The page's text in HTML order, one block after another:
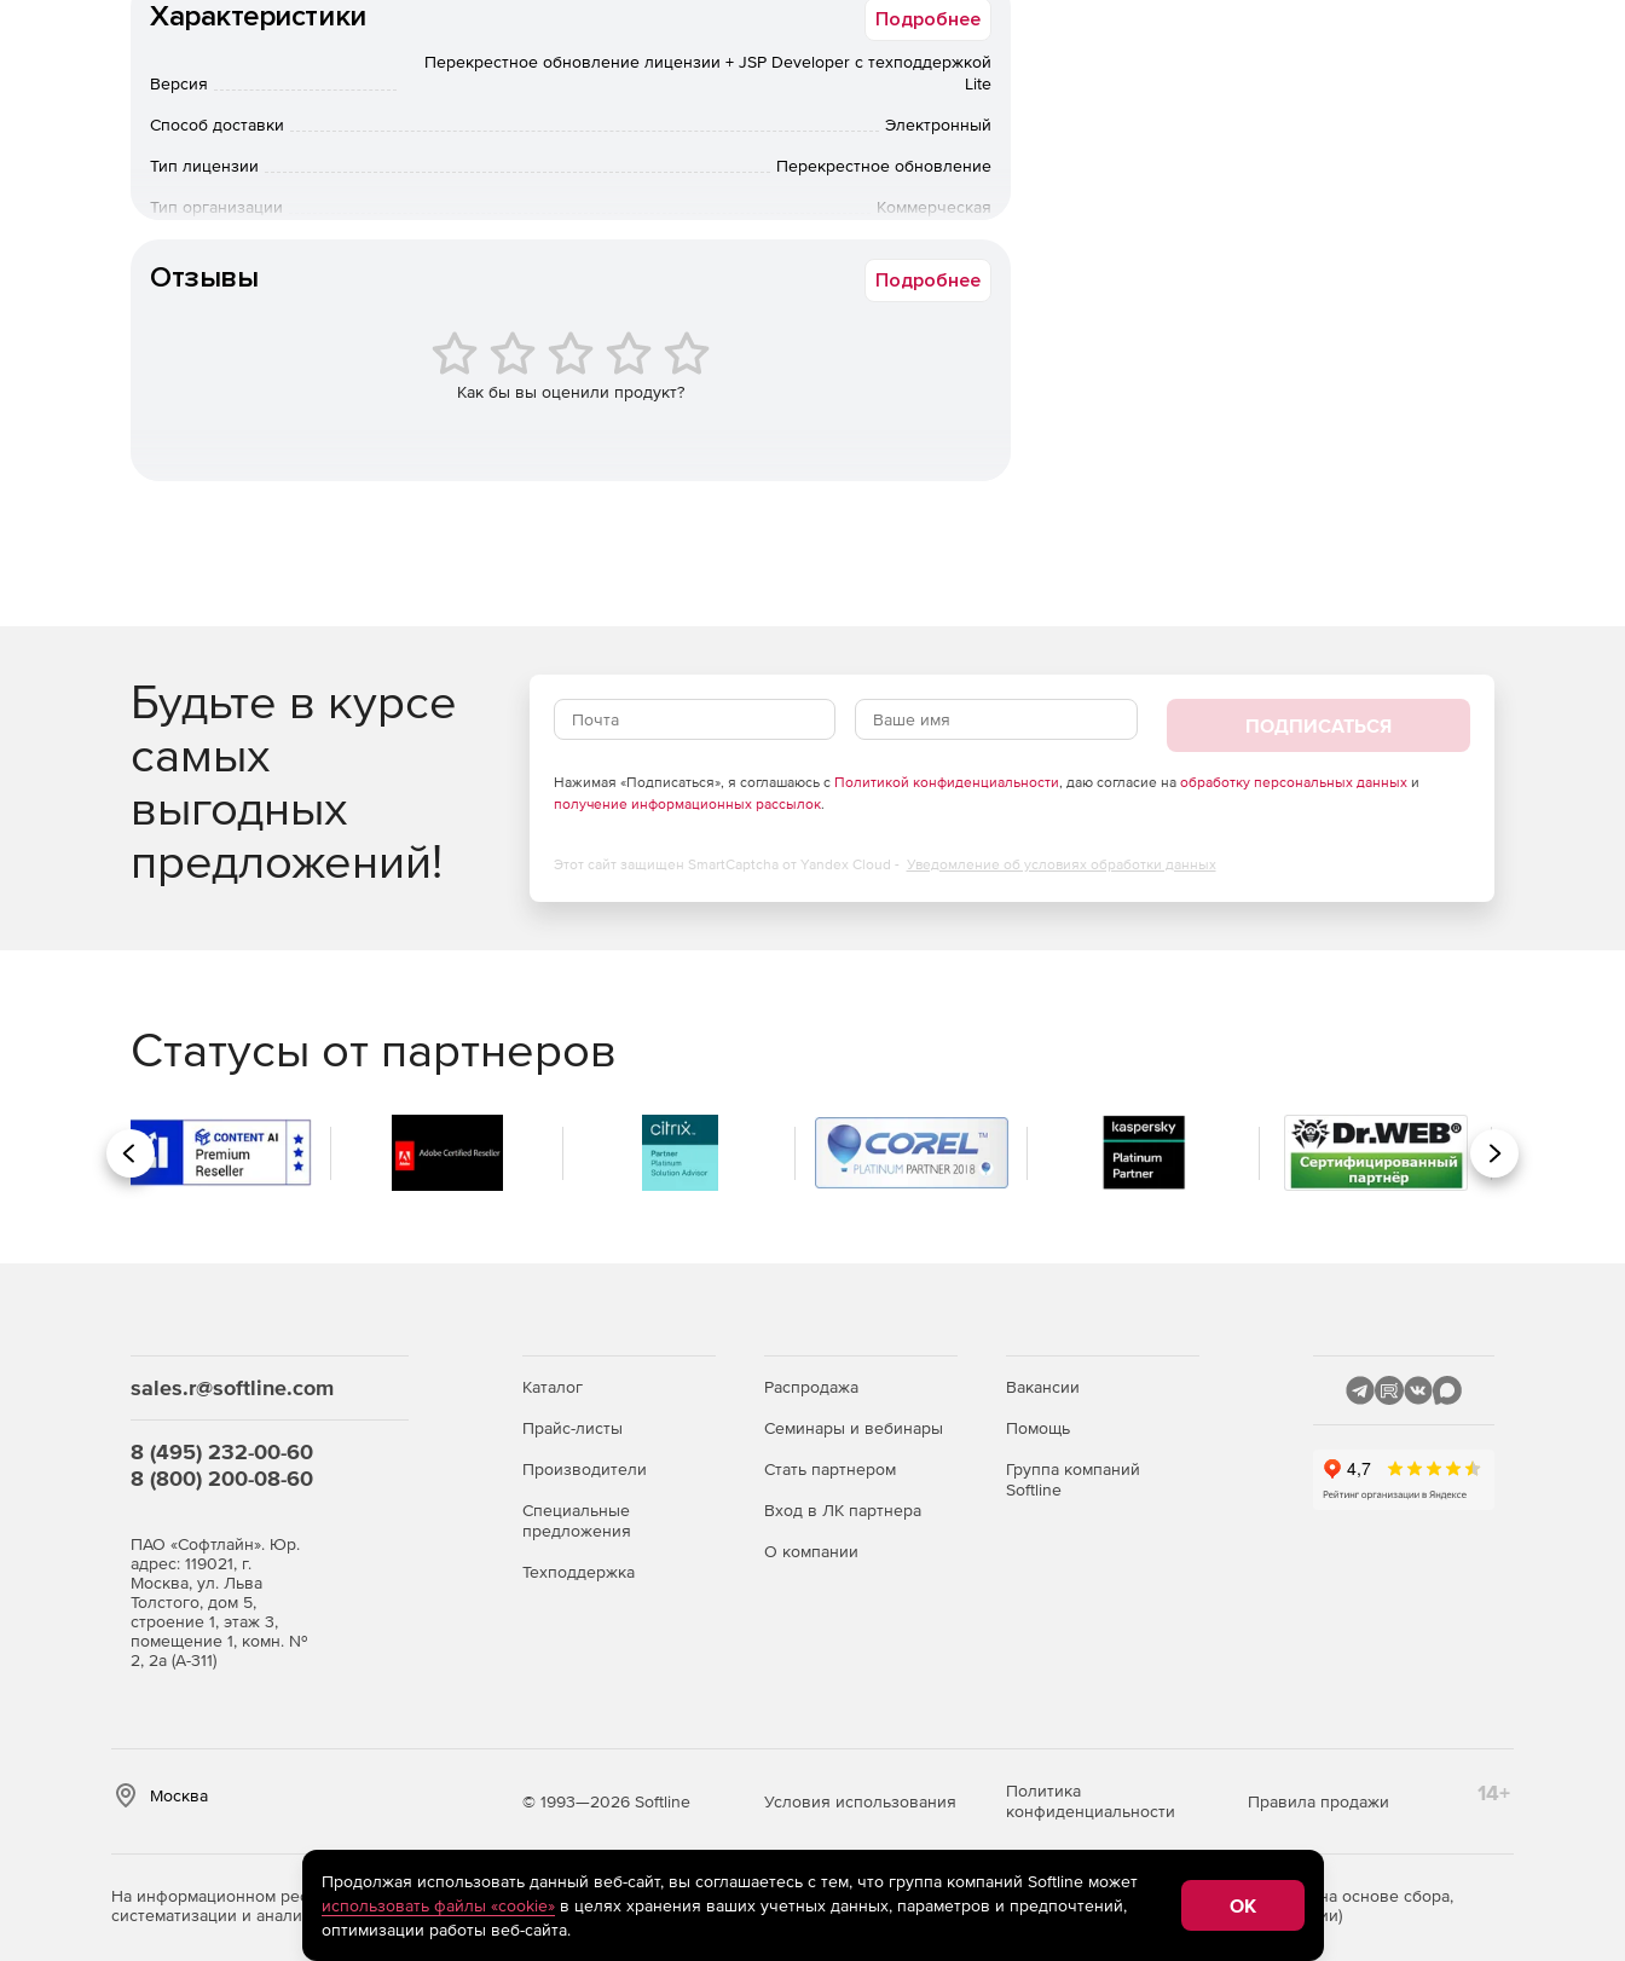
дизайна. Kendo UI позволяет экономить время, интегрируя компоненты для обработки всех ключевых
Предоставляет расширенные функции пользовательского интерфейса
таблицами, планировщиками и многим другим. Пользовательский интерфейс Kendo позволяет быстро и
компонентов. Настраиваемые темы позволяют без труда развернуть единообразный внешний вид
Поддерживает популярные фреймворки
Созданный с нуля для поддержки каждой платформы, Kendo UI предлагает лучшую производительность
пользовательского интерфейса при разработке с использованием популярных современных
технологий, включая jQuery, Angular, React и Vue. Kendo UI вписывается в среду, поэтому не нужно
Характеристики Подробнее
Версия
Перекрестное обновление лицензии + JSP Developer с техподдержкой
Lite
Способ доставки Электронный
Тип лицензии Перекрестное обновление
Тип организации Коммерческая
Отзывы Подробнее
Как бы вы оценили продукт?
Будьте в курсе
самых
выгодных
предложений!
ПОДПИСАТЬСЯ
Нажимая «Подписаться», я соглашаюсь с Политикой конфиденциальности, даю согласие на обработку персональных данныхи
получение информационных рассылок.
Этот сайт защищен SmartCaptcha от Yandex Cloud - Уведомление об условиях обработки данных
Статусы от партнеров
Назад Вперед
sales.r@softline.com
8 (495) 232-00-60
8 (800) 200-08-60
ПАО «Софтлайн». Юр.
адрес: 119021, г.
Москва, ул. Льва
Толстого, дом 5,
строение 1, этаж 3,
помещение 1, комн. №
2, 2а (А-311)
Каталог
Прайс-листы
Производители
Специальные
предложения
Техподдержка
Распродажа
Семинары и вебинары
Стать партнером
Вход в ЛК партнера
О компании
Вакансии
Помощь
Группа компаний
Softline
Москва © 1993—2026 Softline Условия использования
Политика
конфиденциальности
Правила продажи 14+
На информационном ресурсе store.softline.ru применяются рекомендательные технологии
(информационные технологии предоставления информации на основе сбора,
систематизации и анализа сведений, относящихся к предпочтениям пользователей сети «Интернет», находящихся на территории Российской Федерации)
Продолжая использовать данный веб-сайт, вы соглашаетесь с тем, что группа компаний Softline может
использовать файлы «cookie»в целях хранения ваших учетных данных, параметров и предпочтений,
оптимизации работы веб-сайта.
OK